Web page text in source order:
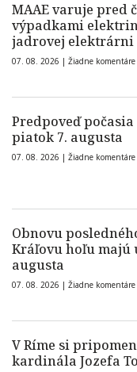
MAAE varuje pred
výpadkami
jadrovej elektrárni
07. 08. 2026 | Žiadne komentáre
Predpoveď
piatok 7. augusta
07. 08. 2026 | Žiadne komentáre
Obnovu
Kráľovu hoľu majú
augusta
07. 08. 2026 | Žiadne komentáre
V Ríme si
kardinála Jozefa